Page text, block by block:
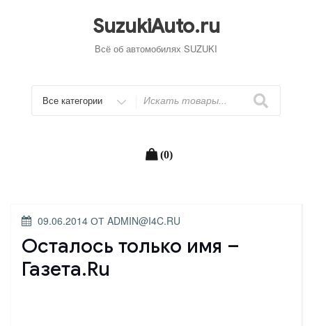
SuzukiAuto.ru
Всё об автомобилях SUZUKI
Искать
(0)
ОПУБЛИКОВАНО
09.06.2014 ОТ ADMIN@I4C.RU
Осталось только имя –
Газета.Ru